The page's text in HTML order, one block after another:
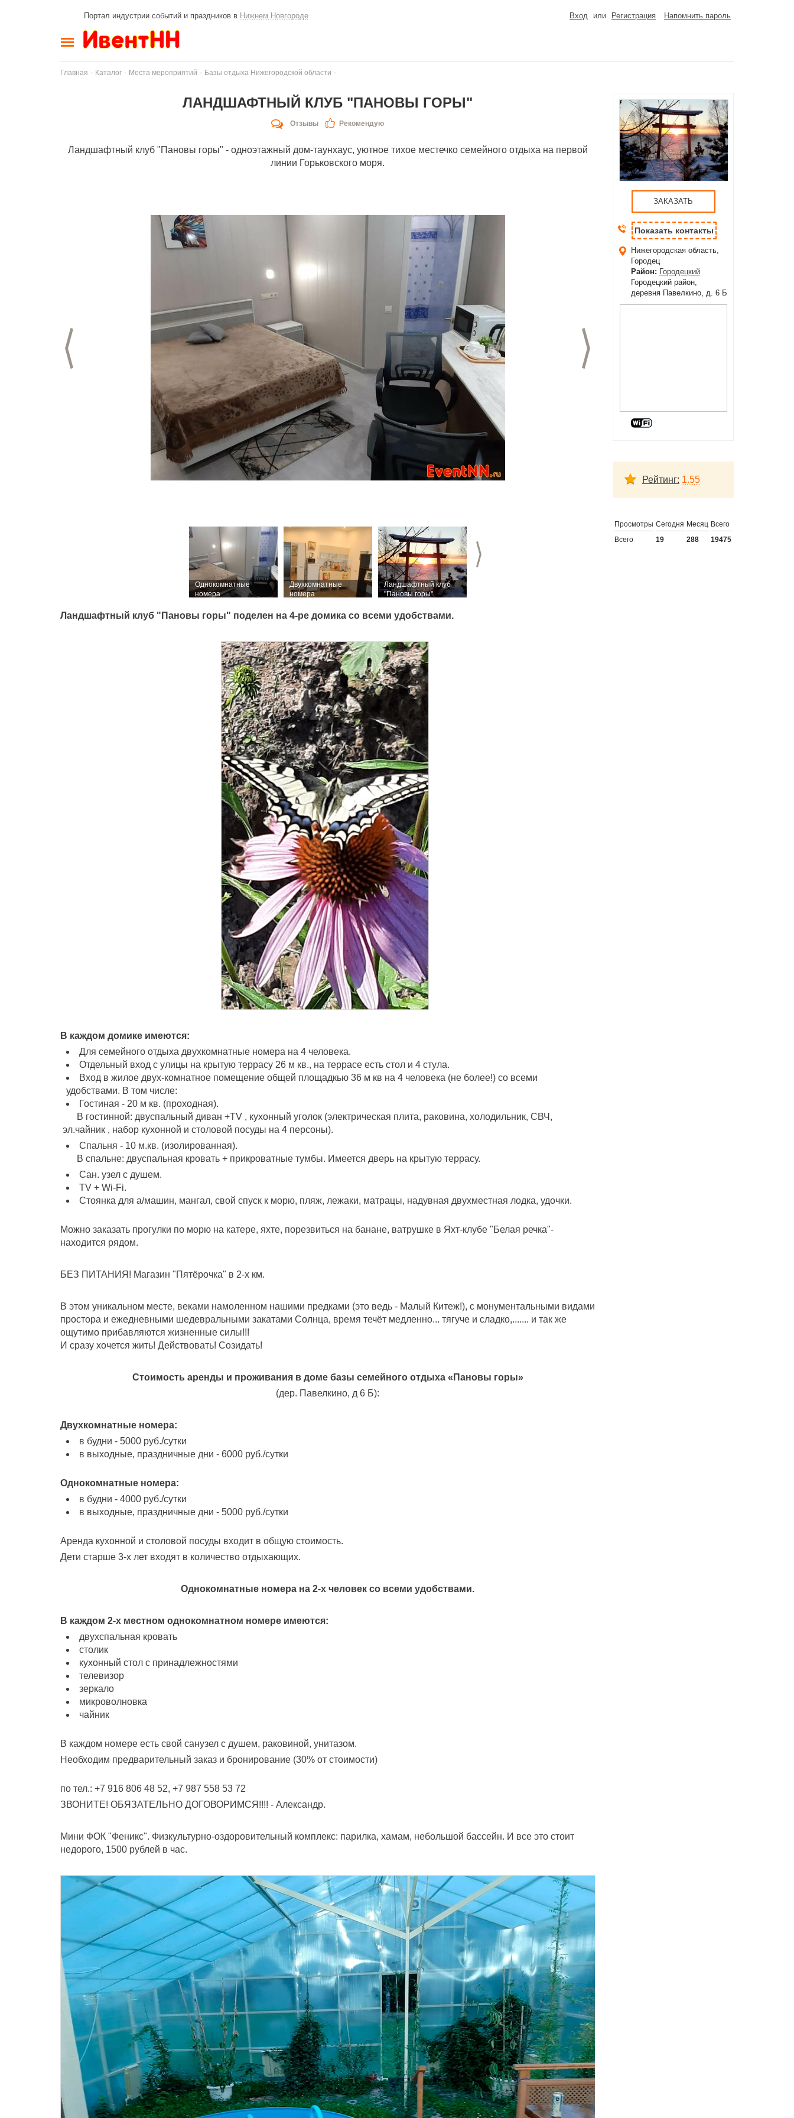
Портал индустрии событий и праздников в Нижнем Новгороде Вход или Регистрация Напомнить пароль
Главная - Каталог - Места мероприятий - Базы отдыха Нижегородской области -
ЛАНДШАФТНЫЙ КЛУБ "ПАНОВЫ ГОРЫ"
Отзывы Рекомендую
Ландшафтный клуб "Пановы горы" - одноэтажный дом-таунхаус, уютное тихое местечко семейного отдыха на первой
линии Горьковского моря.
>
Однокомнатные
номера
Двухкомнатные
номера
Ландшафтный клуб
"Пановы горы"
Ландшафтный клуб "Пановы горы" поделен на 4-ре домика со всеми удобствами.
В каждом домике имеются:
Для семейного отдыха двухкомнатные номера на 4 человека.
Отдельный вход с улицы на крытую террасу 26 м кв., на террасе есть стол и 4 стула.
Вход в жилое двух-комнатное помещение общей площадкью 36 м кв на 4 человека (не более!) со всеми
удобствами. В том числе:
Гостиная - 20 м кв. (проходная).
В гостинной: двуспальный диван +ТV , кухонный уголок (электрическая плита, раковина, холодильник, СВЧ,
эл.чайник , набор кухонной и столовой посуды на 4 персоны).
Спальня - 10 м.кв. (изолированная).
В спальне: двуспальная кровать + прикроватные тумбы. Имеется дверь на крытую террасу.
Сан. узел с душем.
TV + Wi-Fi.
Стоянка для а/машин, мангал, свой спуск к морю, пляж, лежаки, матрацы, надувная двухместная лодка, удочки.
Можно заказать прогулки по морю на катере, яхте, порезвиться на банане, ватрушке в Яхт-клубе "Белая речка"-
находится рядом.
БЕЗ ПИТАНИЯ! Магазин "Пятёрочка" в 2-х км.
В этом уникальном месте, веками намоленном нашими предками (это ведь - Малый Китеж!), с монументальными видами
простора и ежедневными шедевральными закатами Солнца, время течёт медленно... тягуче и сладко,....... и так же
ощутимо прибавляются жизненные силы!!!
И сразу хочется жить! Действовать! Созидать!
Стоимость аренды и проживания в доме базы семейного отдыха «Пановы горы»
(дер. Павелкино, д 6 Б):
Двухкомнатные номера:
в будни - 5000 руб./сутки
в выходные, праздничные дни - 6000 руб./сутки
Однокомнатные номера:
в будни - 4000 руб./сутки
в выходные, праздничные дни - 5000 руб./сутки
Аренда кухонной и столовой посуды входит в общую стоимость.
Дети старше 3-х лет входят в количество отдыхающих.
Однокомнатные номера на 2-х человек со всеми удобствами.
В каждом 2-х местном однокомнатном номере имеются:
двухспальная кровать
столик
кухонный стол с принадлежностями
телевизор
зеркало
микроволновка
чайник
В каждом номере есть свой санузел с душем, раковиной, унитазом.
Необходим предварительный заказ и бронирование (30% от стоимости)
по тел.: +7 916 806 48 52, +7 987 558 53 72
ЗВОНИТЕ! ОБЯЗАТЕЛЬНО ДОГОВОРИМСЯ!!!! - Александр.
Мини ФОК "Феникс". Физкультурно-оздоровительный комплекс: парилка, хамам, небольшой бассейн. И все это стоит
недорого, 1500 рублей в час.
ЗАКАЗАТЬ
Показать контакты
Нижегородская область,
Городец
Район: Городецкий
Городецкий район,
деревня Павелкино, д. 6 Б
Рейтинг: 1.55
Просмотры Сегодня Месяц Всего
Всего
19 288 19475